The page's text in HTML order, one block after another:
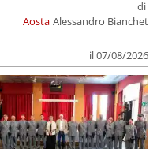
Aosta
di
Alessandro Bianchet
il 07/08/2026